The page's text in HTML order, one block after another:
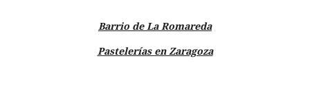
Barrio de La Romareda
Pastelerías en Zaragoza